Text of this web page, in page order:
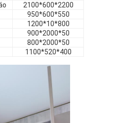
mại
2100*600*2200
950*600*550
1200*10*800
900*2000*50
800*2000*50
1100*520*400